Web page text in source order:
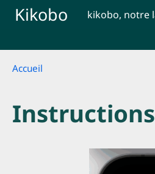
Skip to main content
Kikobo kikobo, notre
Breadcrumb
Accueil